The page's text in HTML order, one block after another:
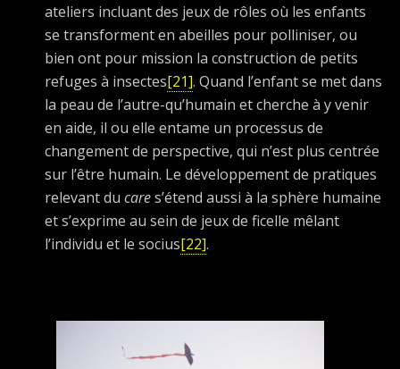
ateliers incluant des jeux de rôles où les enfants
se transforment en abeilles pour polliniser, ou
bien ont pour mission la construction de petits
refuges à insectes[21]. Quand l’enfant se met dans
la peau de l’autre-qu’humain et cherche à y venir
en aide, il ou elle entame un processus de
changement de perspective, qui n’est plus centrée
sur l’être humain. Le développement de pratiques
relevant du cares’étend aussi à la sphère humaine
et s’exprime au sein de jeux de ficelle mêlant
l’individu et le socius[22].